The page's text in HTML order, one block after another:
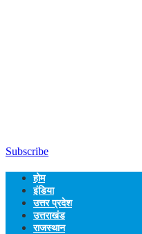
Subscribe
होम
इंडिया
उत्तर प्रदेश
उत्तराखंड
राजस्थान